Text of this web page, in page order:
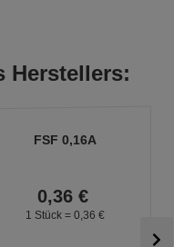
Herstellers:
FSF 0,16A
0,36 €
1 Stück = 0, 36 €